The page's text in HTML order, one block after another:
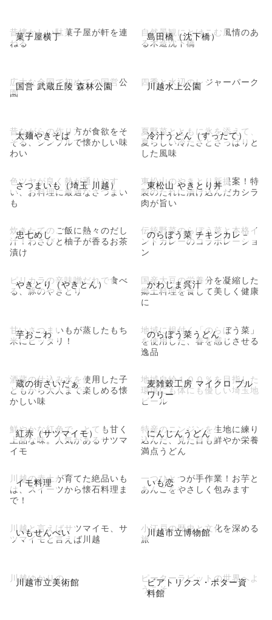
菓子屋横丁
昔懐かしい駄菓子屋が軒を連
ねる
島田橋（沈下橋）
自然景観にとけこむ風情のあ
る木造沈下橋
国営 武蔵丘陵 森林公園
広大な全国で初めての国営公
園
川越水上公園
四季と水辺のレジャーパーク
太麺やきそば
昔ながらの作り方が食欲をそ
そる、シンプルで懐かしい味
わい
冷汁うどん（すったて）
夏野菜とともに氷を添えて、
夏らしい冷たさとさっぱりと
した風味
さつまいも（埼玉 川越）
色ツヤが良く熱が通りやす
い、お料理に最適なさつまい
も
東松山 やきとり丼
東松山のやきとり新提案！特
製のたれに漬け込んだカシラ
肉が旨い
忠七めし
炊きたてのご飯に熱々のだし
汁！わさびと柚子が香るお茶
漬け
のらぼう菜 チキンカレ－
伝統野菜のらぼう菜と本格イ
ンドカレーのコラボレーショ
ン
やきとり（やきとん）
ピリカラの辛味噌だれで食べ
る、豚のやきとり
かわじま呉汁
国産大豆の栄養分を凝縮した
郷土料理を食して美しく健康
に
芋おこわ
甘いさつまいもが蒸したもち
米にピッタリ！
のらぼう菜うどん
地域に根付く「のらぼう菜」
を使用した、春を感じさせる
逸品
蔵の街さいだぁ
酒蔵の仕込み水を使用した子
どもから大人まで楽しめる懐
かしい味
麦雑穀工房 マイクロ ブル
ワリー
地域自給１００％を目指した
環境にも体にも優しい埼玉地
ビール
紅赤（サツマイモ）
鮮やかな紅色で、とても甘く
上品な味。人気があるサツマ
イモ
にんじんうどん
特産のニンジンを生地に練り
込んだ、見た目も鮮やか栄養
満点うどん
イモ料理
川越の赤土が育てた絶品いも
は、スイーツから懐石料理ま
で！
いも恋
一つひとつが手作業！お芋と
あんこをやさしく包みます
いもせんべい
川越と言えばサツマイモ、サ
ツマイモと言えば川越
川越市立博物館
小江戸の歴史と文化を深める
旅
川越市立美術館
川越ゆかりの
ビアトリクス・ポター資
料館
ピーターラビットの世界へよ
うこそ